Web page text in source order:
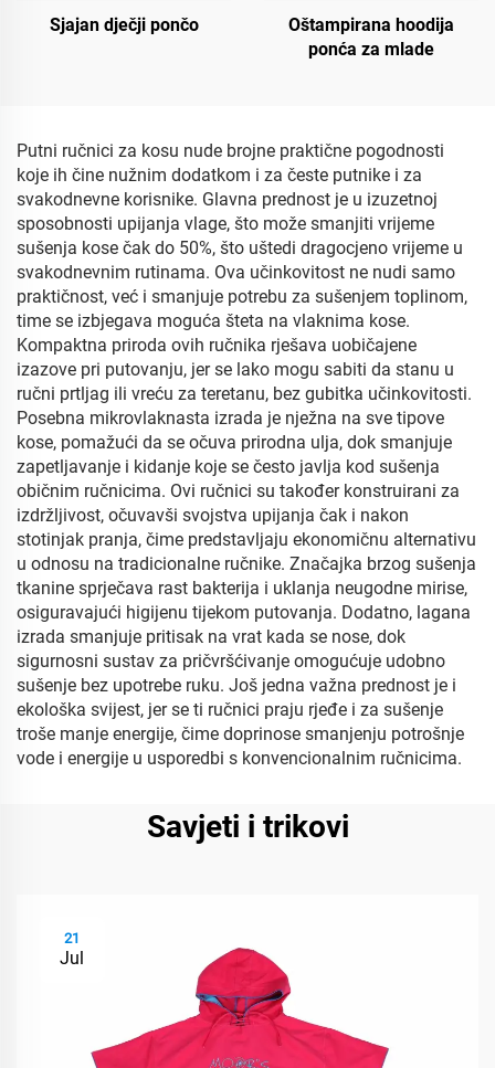
Sjajan dječji pončo
Oštampirana hoodija
ponća za mlade
Putni ručnici za kosu nude brojne praktične pogodnosti
koje ih čine nužnim dodatkom i za česte putnike i za
svakodnevne korisnike. Glavna prednost je u izuzetnoj
sposobnosti upijanja vlage, što može smanjiti vrijeme
sušenja kose čak do 50%, što uštedi dragocjeno vrijeme u
svakodnevnim rutinama. Ova učinkovitost ne nudi samo
praktičnost, već i smanjuje potrebu za sušenjem toplinom,
time se izbjegava moguća šteta na vlaknima kose.
Kompaktna priroda ovih ručnika rješava uobičajene
izazove pri putovanju, jer se lako mogu sabiti da stanu u
ručni prtljag ili vreću za teretanu, bez gubitka učinkovitosti.
Posebna mikrovlaknasta izrada je nježna na sve tipove
kose, pomažući da se očuva prirodna ulja, dok smanjuje
zapetljavanje i kidanje koje se često javlja kod sušenja
običnim ručnicima. Ovi ručnici su također konstruirani za
izdržljivost, očuvavši svojstva upijanja čak i nakon
stotinjak pranja, čime predstavljaju ekonomičnu alternativu
u odnosu na tradicionalne ručnike. Značajka brzog sušenja
tkanine sprječava rast bakterija i uklanja neugodne mirise,
osiguravajući higijenu tijekom putovanja. Dodatno, lagana
izrada smanjuje pritisak na vrat kada se nose, dok
sigurnosni sustav za pričvršćivanje omogućuje udobno
sušenje bez upotrebe ruku. Još jedna važna prednost je i
ekološka svijest, jer se ti ručnici praju rjeđe i za sušenje
troše manje energije, čime doprinose smanjenju potrošnje
vode i energije u usporedbi s konvencionalnim ručnicima.
Savjeti i trikovi
21
Jul